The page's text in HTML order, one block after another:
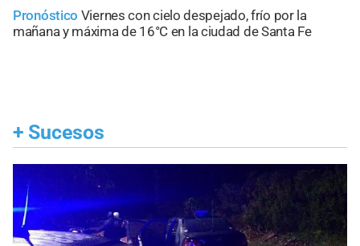
Pronóstico Viernes con cielo despejado, frío por la
mañana y máxima de 16°C en la ciudad de Santa Fe
+ Sucesos